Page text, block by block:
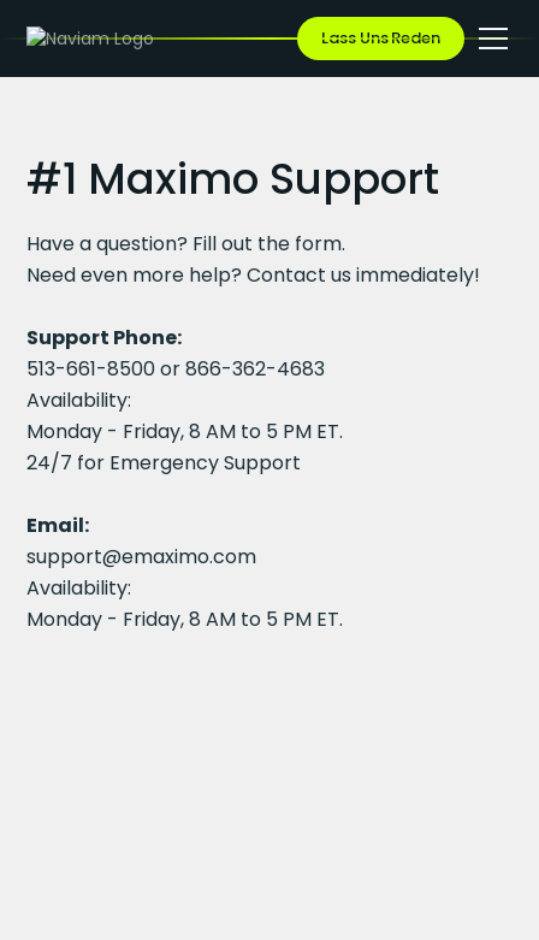
Lass Uns Reden
#1 Maximo Support
Have a question? Fill out the form.
Need even more help? Contact us immediately!
Support Phone:
513-661-8500 or 866-362-4683
Availability:
Monday - Friday, 8 AM to 5 PM ET.
24/7 for Emergency Support
Email:
support@emaximo.com
Availability:
Monday - Friday, 8 AM to 5 PM ET.